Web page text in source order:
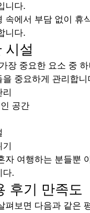
니다.
속에서 부담 없이 휴
니다.
시설
장 중요한 요소 중
중요하게 관리합니
공간
자 여행하는 분들뿐
다.
후기 만족도
펴보면 다음과 같은